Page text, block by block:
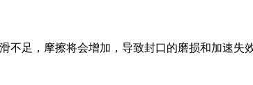
不足，摩擦将会增加，导致封口的磨损和加速失